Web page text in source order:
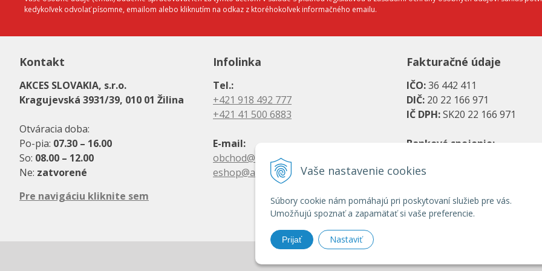
Vaše nastavenie cookies
Súbory cookie nám pomáhajú pri poskytovaní služieb pre vás.
Umožňujú spoznať a zapamätať si vaše preferencie.
Prijať Nastaviť
kedykoľvek odvolať písomne, emailom alebo kliknutím na odkaz z ktoréhokoľvek informačného emailu.
Kontakt
AKCES SLOVAKIA, s.r.o.
Kragujevská 3931/39, 010 01 Žilina
Otváracia doba:
Po-pia: 07.30 – 16.00
So: 08.00 – 12.00
Ne: zatvorené
Pre navigáciu kliknite sem
Infolinka
Tel.:
+421 918 492 777
+421 41 500 6883
E-mail:
obchod@akces.sk
eshop@akces.sk
Fakturačné údaje
IČO:36 442 411
DIČ: 20 22 166 971
IČ DPH:SK20 22 166 971
Bankové spojenie:
UniCredit Bank, a. s.
SK31 1100 0000 0029 2786
Tatra banka, a. s.